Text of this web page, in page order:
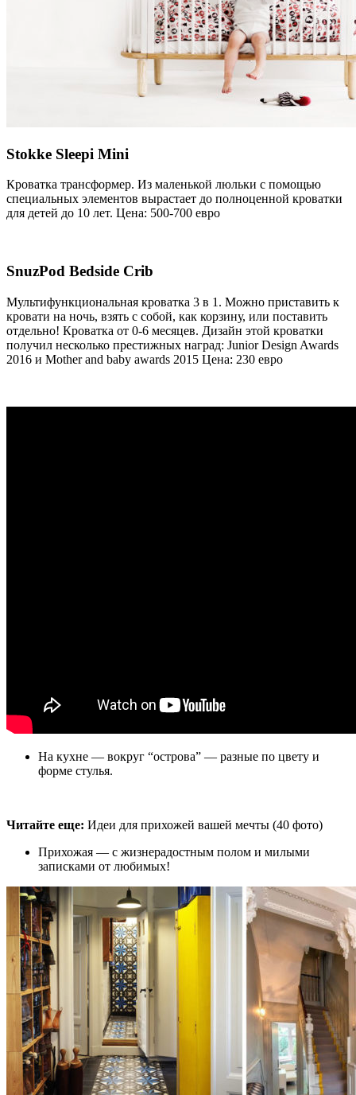
Stokke Sleepi Mini
Кроватка трансформер. Из маленькой люльки с помощью
специальных элементов вырастает до полноценной кроватки
для детей до 10 лет. Цена: 500-700 евро
SnuzPod Bedside Crib
Мультифункциональная кроватка 3 в 1. Можно приставить к
кровати на ночь, взять с собой, как корзину, или поставить
отдельно! Кроватка от 0-6 месяцев. Дизайн этой кроватки
получил несколько престижных наград: Junior Design Awards
2016 и Mother and baby awards 2015 Цена: 230 евро
На кухне — вокруг “острова” — разные по цвету и
форме стулья.
Читайте еще: Идеи для прихожей вашей мечты (40 фото)
Прихожая — с жизнерадостным полом и милыми
записками от любимых!